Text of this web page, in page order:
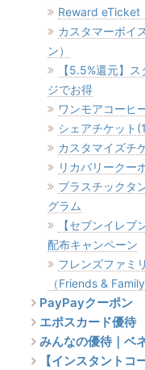
Reward eTicket
カスタマーボイ
ン）
【5.5%還元】
ジでお得
ワンモアコーヒ
シェアチケット
カスタマイズチ
リカバリークー
プラスチックタ
グラム
【セブンイレブ
配布キャンペーン
フレンズファミ
（Friends & Family
PayPayクーポン
エポスカード優待
みんなの優待｜ベ
【インスタントコ